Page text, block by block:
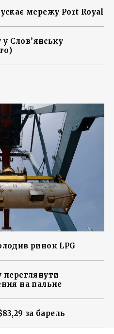
мережу Port Royal
у Слов’янську
ринок LPG
на пальне
за барель